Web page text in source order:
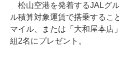
松山空港を発着するJALグ
ル積算対象運賃で搭乗するこ
マイル、または「大和屋本店
組2名にプレゼント。